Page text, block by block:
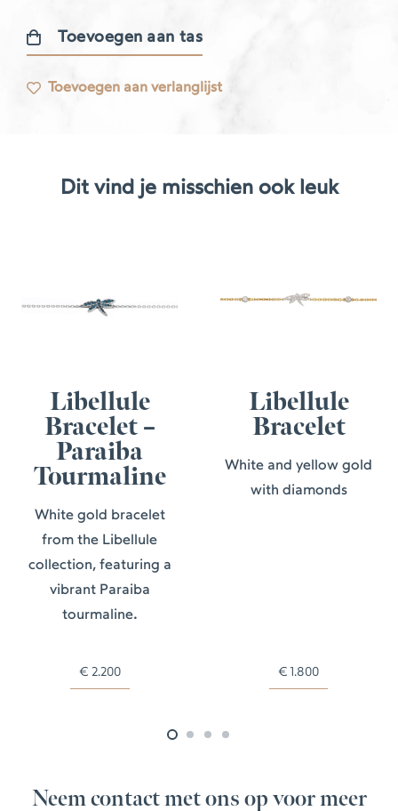
Diamanten
armband
Toevoegen aan tas
Toevoegen aan verlanglijst
Dit vind je misschien ook leuk
Libellule
Bracelet –
Paraiba
Tourmaline
White gold bracelet
from the Libellule
collection, featuring a
vibrant Paraiba
tourmaline.
€ 2.200
Libellule
Bracelet
White and yellow gold
with diamonds
€ 1.800
Neem contact met ons op voor meer